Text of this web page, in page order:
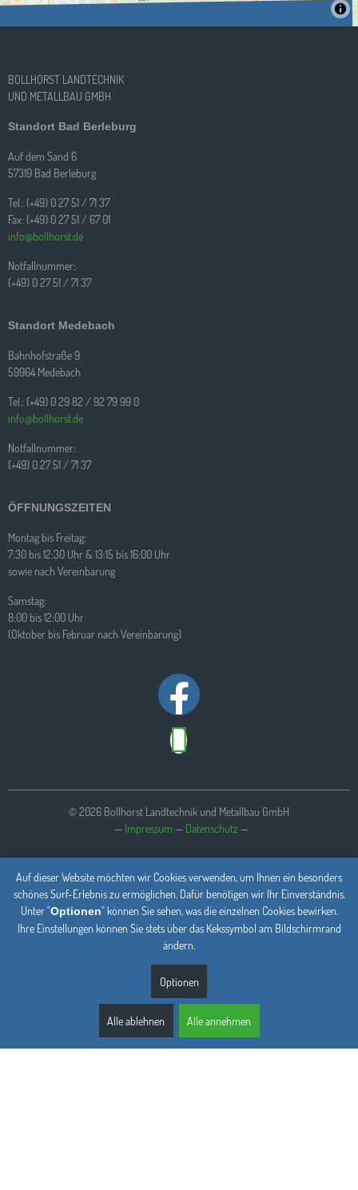
BOLLHORST LANDTECHNIK
UND METALLBAU GMBH
Standort Bad Berleburg
Auf dem Sand 6
57319 Bad Berleburg
Tel.: (+49) 0 27 51 / 71 37
Fax: (+49) 0 27 51 / 67 01
info@bollhorst.de
Notfallnummer:
(+49) 0 27 51 / 71 37
Standort Medebach
Bahnhofstraße 9
59964 Medebach
Tel.: (+49) 0 29 82 / 92 79 99 0
info@bollhorst.de
Notfallnummer:
(+49) 0 27 51 / 71 37
ÖFFNUNGSZEITEN
Montag bis Freitag:
7:30 bis 12:30 Uhr & 13:15 bis 16:00 Uhr
sowie nach Vereinbarung
Samstag:
8:00 bis 12:00 Uhr
(Oktober bis Februar nach Vereinbarung)
© 2026 Bollhorst Landtechnik und Metallbau GmbH
— Impressum — Datenschutz
Auf dieser Website möchten wir Cookies verwenden, um Ihnen ein besonders
schönes Surf-Erlebnis zu ermöglichen. Dafür benötigen wir Ihr Einverständnis.
Unter "Optionen" können Sie sehen, was die einzelnen Cookies bewirken.
Ihre Einstellungen können Sie stets über das Kekssymbol am Bildschirmrand
ändern.
Optionen
Alle ablehnen Alle annehmen